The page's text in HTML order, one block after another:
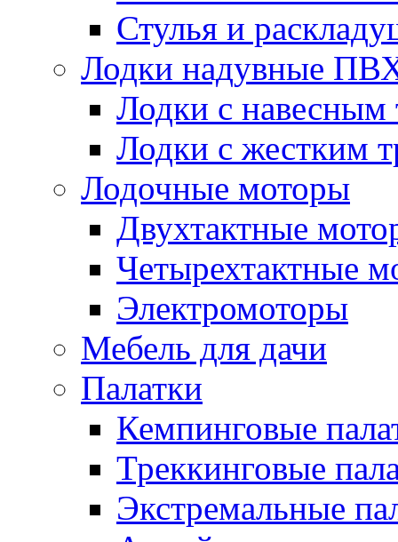
Стулья и
Лодки надувные
Лодки с навесным
Лодки с жестким
Лодочные моторы
Двухтактные
Четырехтактные
Электромоторы
Мебель для дачи
Палатки
Кемпинговые
Треккинговые
Экстремальные